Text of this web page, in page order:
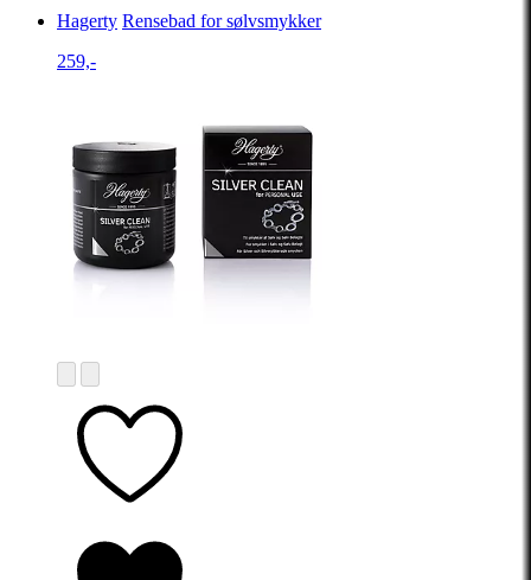
Hagerty Rensebad for sølvsmykker
259,-